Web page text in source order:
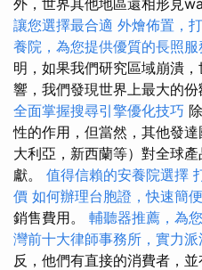
讓您選擇最合適 外燴佈置，
養院，為您提供優質的長照服
明，如果我們研究區域崩潰
響，我們發現世界上最大的份
全面掌握搜尋引擎優化技巧
性的作用，但當然，其他發
大利亞，新西蘭等）對全球
獻。 值得信賴的安養院選擇
價 如何辦理台胞證，快速簡便
銷售費用。 輔聽器推薦，為
灣前十大律師事務所，實力派
反，他們有直接的消費者，並